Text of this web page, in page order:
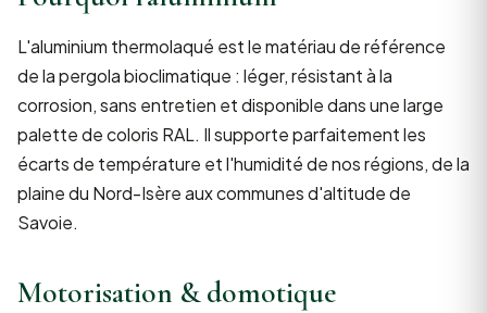
L'aluminium thermolaqué est le matériau de référence
de la pergola bioclimatique : léger, résistant à la
corrosion, sans entretien et disponible dans une large
palette de coloris RAL. Il supporte parfaitement les
écarts de température et l'humidité de nos régions, de la
plaine du Nord-Isère aux communes d'altitude de
Savoie.
Motorisation & domotique